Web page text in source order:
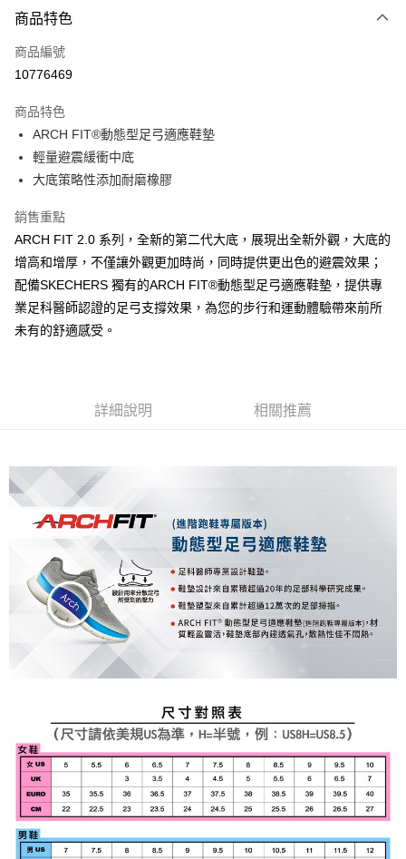
信用卡一次付款
超商取貨付款
運送方式
全家取貨付款
每筆NT$60，滿NT$1,000(含以上)免運費
每筆NT$60，滿NT$1,000(含以上)免運費
宅配
每筆NT$80，滿NT$1,000(含以上)免運費
商品特色
商品編號
10776469
商品特色
ARCH FIT®動態型足弓適應鞋墊
輕量避震緩衝中底
大底策略性添加耐磨橡膠
銷售重點
ARCH FIT 2.0 系列，全新的第二代大底，展現出全新外觀，大底的
增高和增厚，不僅讓外觀更加時尚，同時提供更出色的避震效果；
配備SKECHERS 獨有的ARCH FIT®動態型足弓適應鞋墊，提供專
業足科醫師認證的足弓支撐效果，為您的步行和運動體驗帶來前所
未有的舒適感受。
詳細說明 相關推薦